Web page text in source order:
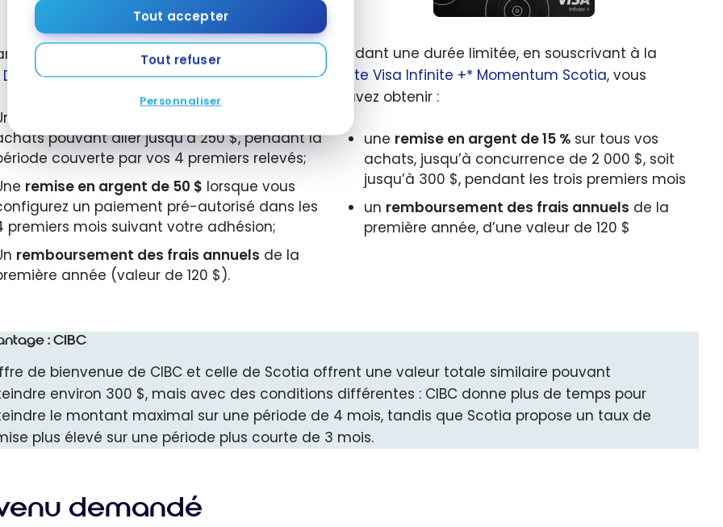
Tout accepter
Tout refuser
Personnaliser
une durée limitée, en souscrivant à la
CIBC
Visa Infinite*, obtenez :
pouvant aller jusqu’à250 $, pendant la
couverte par vos 4 premiers relevés;
remise en argent de 50 $ lorsque vous
un paiement pré-autorisé dans les
premiers mois suivant votre adhésion;
remboursement des frais annuels de la
année (valeur de 120 $).
Pendant une durée limitée, en souscrivant à la
Carte Visa Infinite +* Momentum Scotia, vous
pouvez obtenir :
une remise en argent de 15 %sur tous vos
achats, jusqu’à concurrence de 2 000 $, soit
jusqu’à 300 $, pendant les trois premiers mois
un remboursement des frais annuels de la
première année, d’une valeur de 120 $
: CIBC
de bienvenue de CIBC et celle de Scotia offrent une valeur totale similaire pouvant
environ 300 $, mais avec des conditions différentes : CIBC donne plus de temps pour
le montant maximal sur une période de 4 mois, tandis que Scotia propose un taux de
plus élevé sur une période plus courte de 3 mois.
demandé